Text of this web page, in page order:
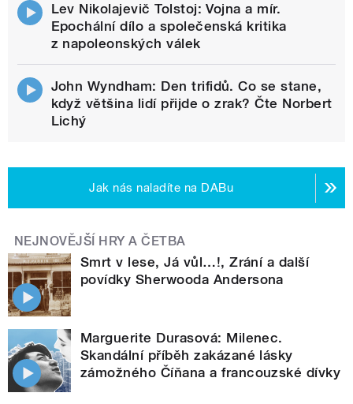
Lev Nikolajevič Tolstoj: Vojna a mír.
Epochální dílo a společenská kritika
z napoleonských válek
John Wyndham: Den trifidů. Co se stane,
když většina lidí přijde o zrak? Čte Norbert
Lichý
Jak nás naladíte na DABu
NEJNOVĚJŠÍ HRY A ČETBA
Smrt v lese, Já vůl…!, Zrání a další
povídky Sherwooda Andersona
Marguerite Durasová: Milenec.
Skandální příběh zakázané lásky
zámožného Číňana a francouzské dívky